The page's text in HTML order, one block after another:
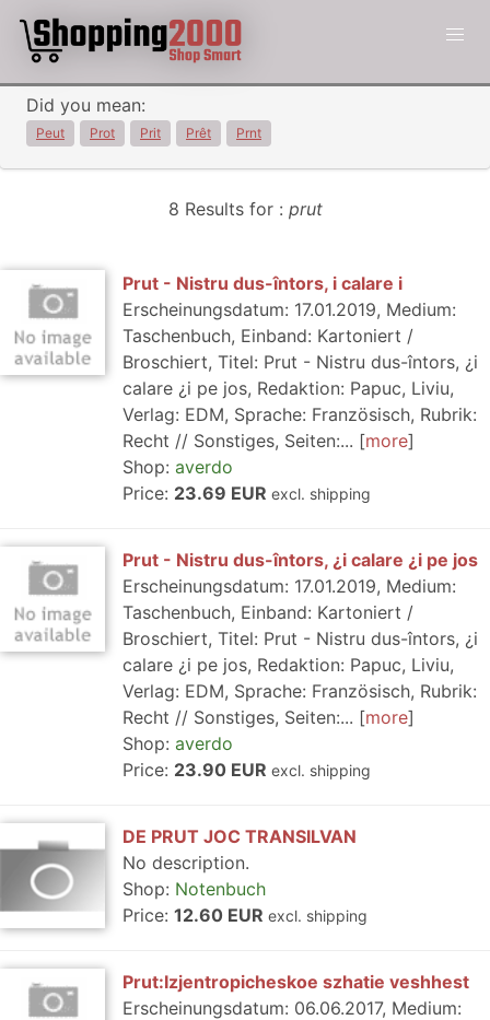
Did you mean:
Peut Prot Prit Prêt Prnt
8 Results for : prut
Prut - Nistru dus-întors, i calare i
Erscheinungsdatum: 17.01.2019, Medium:
Taschenbuch, Einband: Kartoniert /
Broschiert, Titel: Prut - Nistru dus-întors, ¿i
calare ¿i pe jos, Redaktion: Papuc, Liviu,
Verlag: EDM, Sprache: Französisch, Rubrik:
Recht // Sonstiges, Seiten:...
more
Shop: averdo
Price: 23.69 EUR excl. shipping
Prut - Nistru dus-întors, ¿i calare ¿i pe jos
Erscheinungsdatum: 17.01.2019, Medium:
Taschenbuch, Einband: Kartoniert /
Broschiert, Titel: Prut - Nistru dus-întors, ¿i
calare ¿i pe jos, Redaktion: Papuc, Liviu,
Verlag: EDM, Sprache: Französisch, Rubrik:
Recht // Sonstiges, Seiten:...
more
Shop: averdo
Price: 23.90 EUR excl. shipping
DE PRUT JOC TRANSILVAN
No description.
Shop: Notenbuch
Price: 12.60 EUR excl. shipping
Prut:Izjentropicheskoe szhatie veshhest
Erscheinungsdatum: 06.06.2017, Medium: